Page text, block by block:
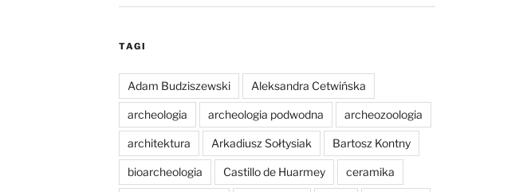
TAGI
Adam Budziszewski Aleksandra Cetwińska
archeologia archeologia podwodna archeozoologia
architektura Arkadiusz Sołtysiak Bartosz Kontny
bioarcheologia Castillo de Huarmey ceramika